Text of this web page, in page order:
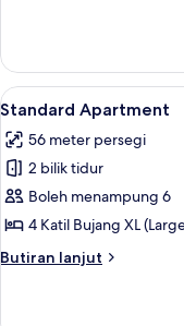
Single
Room
Lihat
semua
foto
untuk
Standard
Apartment
5
Standard Apartment
56 meter persegi
2 bilik tidur
Boleh menampung 6
4 Katil Bujang XL
Butiran lanjut
Butiran